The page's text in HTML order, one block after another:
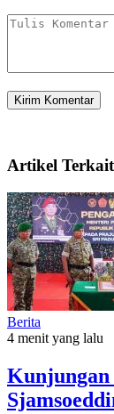
Artikel Terkait
Berita
4 menit yang lalu
Kunjungan